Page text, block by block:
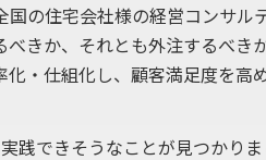
国の住宅会社様の経営コンサル
べきか、それとも外注するべき
化・仕組化し、顧客満足度を
践できそうなことが見つかりま